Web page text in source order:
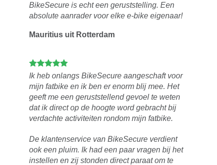
BikeSecure is echt een geruststelling. Een
absolute aanrader voor elke e-bike eigenaar!
Mauritius uit Rotterdam
Ik heb onlangs BikeSecure aangeschaft voor
mijn fatbike en ik ben er enorm blij mee. Het
geeft me een geruststellend gevoel te weten
dat ik direct op de hoogte word gebracht bij
verdachte activiteiten rondom mijn fatbike.
De klantenservice van BikeSecure verdient
ook een pluim. Ik had een paar vragen bij het
instellen en zij stonden direct paraat om te